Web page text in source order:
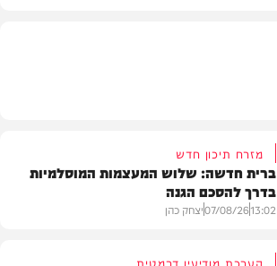
מזרח תיכון חדש
ברית חדשה: שלוש המעצמות המוסלמיות
בדרך להסכם הגנה
13:02
07/08/26יצחק כהן
הערכת מודיעין דרמטית